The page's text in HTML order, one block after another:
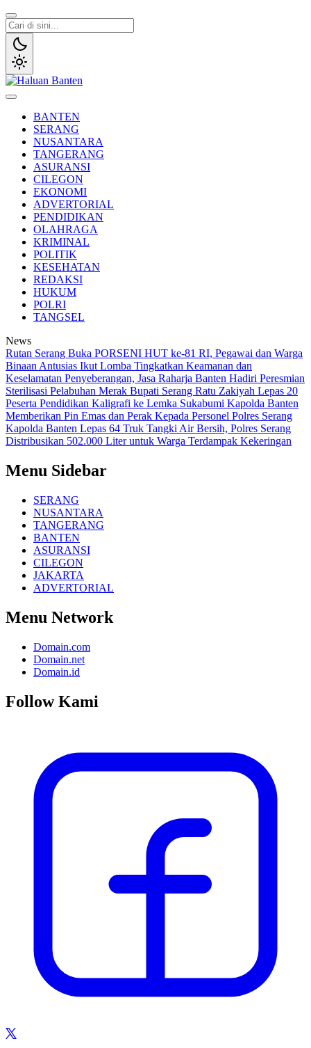
Lewati
ke
konten
BANTEN
SERANG
NUSANTARA
TANGERANG
ASURANSI
CILEGON
EKONOMI
ADVERTORIAL
PENDIDIKAN
OLAHRAGA
KRIMINAL
POLITIK
KESEHATAN
REDAKSI
HUKUM
POLRI
TANGSEL
News
Rutan Serang Buka PORSENI HUT ke-81 RI, Pegawai dan Warga
Binaan Antusias Ikut Lomba Tingkatkan Keamanan dan
Keselamatan Penyeberangan, Jasa Raharja Banten Hadiri Peresmian
Sterilisasi Pelabuhan Merak Bupati Serang Ratu Zakiyah Lepas 20
Peserta Pendidikan Kaligrafi ke Lemka Sukabumi Kapolda Banten
Memberikan Pin Emas dan Perak Kepada Personel Polres Serang
Kapolda Banten Lepas 64 Truk Tangki Air Bersih, Polres Serang
Distribusikan 502.000 Liter untuk Warga Terdampak Kekeringan
Menu Sidebar
SERANG
NUSANTARA
TANGERANG
BANTEN
ASURANSI
CILEGON
JAKARTA
ADVERTORIAL
Menu Network
Domain.com
Domain.net
Domain.id
Follow Kami